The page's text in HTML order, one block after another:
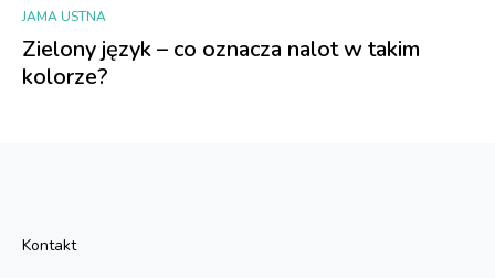
JAMA USTNA
Zielony język – co oznacza nalot w takim
kolorze?
Kontakt